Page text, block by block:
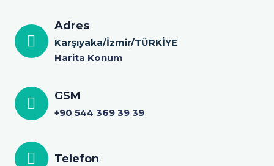
Adres
Karşıyaka/İzmir/TÜRKİYE
Harita Konum
GSM
+90 544 369 39 39
Telefon